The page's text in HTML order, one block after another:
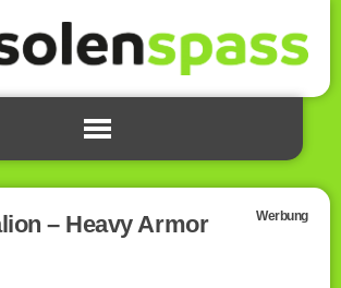
– Heavy Armor
Werbung